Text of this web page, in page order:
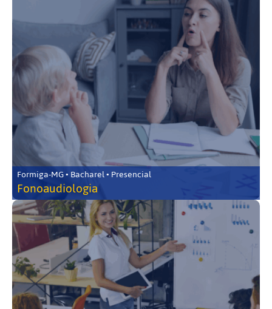
Formiga-MG • Bacharel • Presencial
Fonoaudiologia